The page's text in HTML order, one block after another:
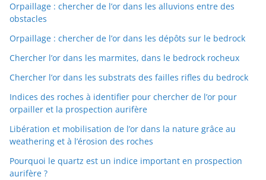
Orpaillage : chercher de l’or dans les alluvions entre des
obstacles
Orpaillage : chercher de l’or dans les dépôts sur le bedrock
Chercher l’or dans les marmites, dans le bedrock rocheux
Chercher l’or dans les substrats des failles rifles du bedrock
Indices des roches à identifier pour chercher de l’or pour
orpailler et la prospection aurifère
Libération et mobilisation de l’or dans la nature grâce au
weathering et à l’érosion des roches
Pourquoi le quartz est un indice important en prospection
aurifère ?